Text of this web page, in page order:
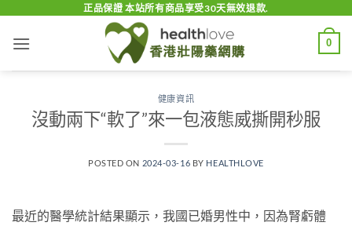
content
正品保證 本站所有商品享受30天無效退款.
0
健康資訊
沒動兩下“軟了”來一包液態威撕開秒服
POSTED ON 2024-03-16 BY HEALTHLOVE
最近的醫學統計結果顯示，我國已婚男性中，因為腎虧體